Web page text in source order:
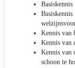
Basiskennis
Kennis van
Kennis van
Kennis van
schoon te